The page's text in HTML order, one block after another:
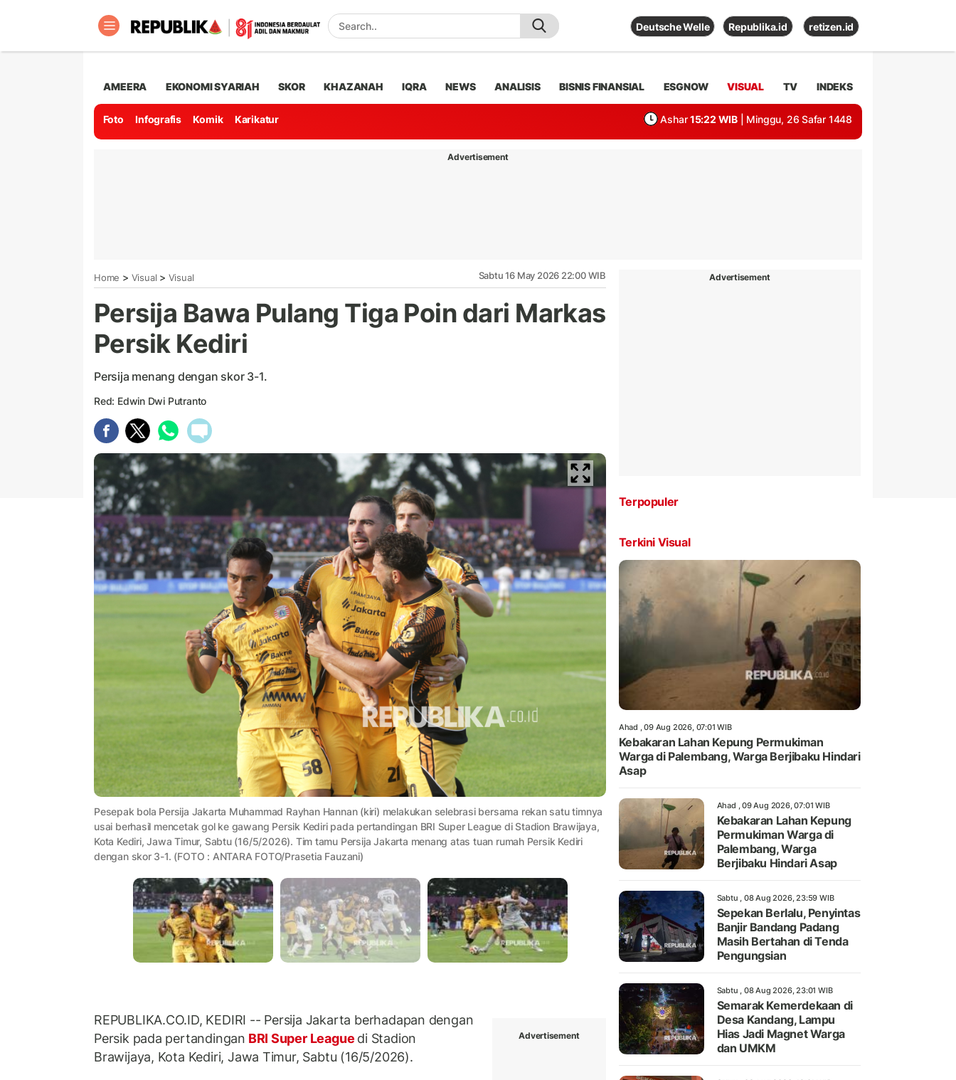
Deutsche Welle Republika.id retizen.id
AMEERA EKONOMI SYARIAH SKOR KHAZANAH IQRA NEWS ANALISIS BISNIS FINANSIAL ESGNOW VISUAL TV INDEKS
Foto Infografis Komik Karikatur Ashar 15:22 WIB | Minggu, 26 Safar 1448
Advertisement
Home > Visual > Visual Sabtu 16 May 2026 22:00 WIB
Persija Bawa Pulang Tiga Poin dari Markas
Persik Kediri
Persija menang dengan skor 3-1.
Red: Edwin Dwi Putranto
Pesepak bola Persija Jakarta Muhammad Rayhan Hannan (kiri) melakukan selebrasi bersama rekan satu timnya
usai berhasil mencetak gol ke gawang Persik Kediri pada pertandingan BRI Super League di Stadion Brawijaya,
Kota Kediri, Jawa Timur, Sabtu (16/5/2026). Tim tamu Persija Jakarta menang atas tuan rumah Persik Kediri
dengan skor 3-1. (FOTO : ANTARA FOTO/Prasetia Fauzani)
REPUBLIKA.CO.ID, KEDIRI -- Persija Jakarta berhadapan dengan
Persik pada pertandingan BRI Super League di Stadion
Brawijaya, Kota Kediri, Jawa Timur, Sabtu (16/5/2026).
Advertisement
Advertisement
Terpopuler
Terkini Visual
Ahad , 09 Aug 2026, 07:01 WIB
Kebakaran Lahan Kepung Permukiman
Warga di Palembang, Warga Berjibaku Hindari
Asap
Ahad , 09 Aug 2026, 07:01 WIB
Kebakaran Lahan Kepung
Permukiman Warga di
Palembang, Warga
Berjibaku Hindari Asap
Sabtu , 08 Aug 2026, 23:59 WIB
Sepekan Berlalu, Penyintas
Banjir Bandang Padang
Masih Bertahan di Tenda
Pengungsian
Sabtu , 08 Aug 2026, 23:01 WIB
Semarak Kemerdekaan di
Desa Kandang, Lampu
Hias Jadi Magnet Warga
dan UMKM